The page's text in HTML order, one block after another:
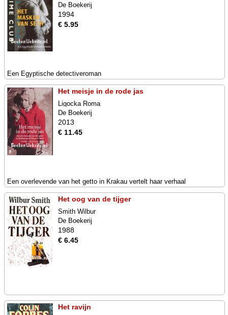
De Boekerij
1994
€ 5.95
Een Egyptische detectiveroman
Het meisje in de rode jas
Ligocka Roma
De Boekerij
2013
€ 11.45
Een overlevende van het getto in Krakau vertelt haar verhaal
Het oog van de tijger
Smith Wilbur
De Boekerij
1988
€ 6.45
Het ravijn